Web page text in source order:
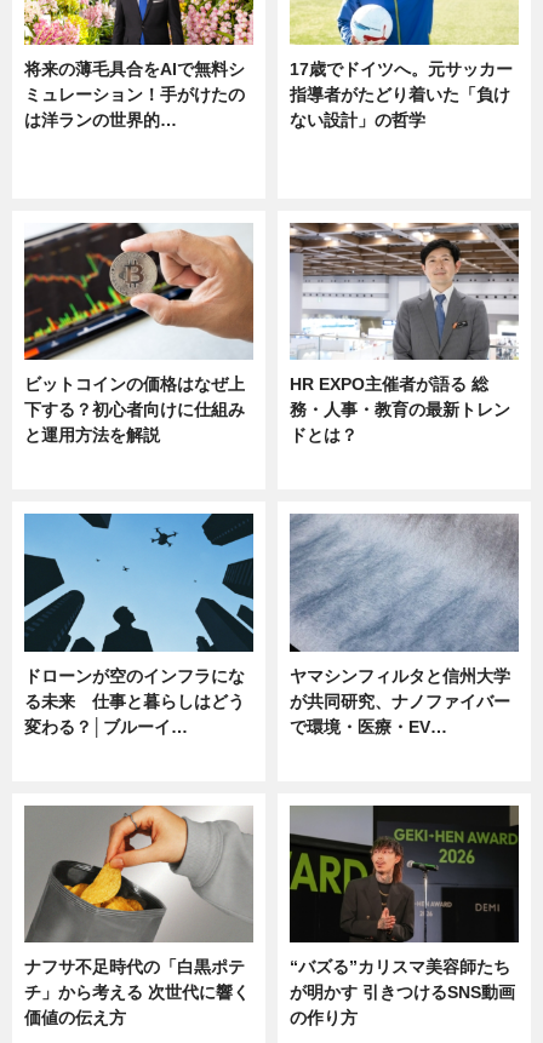
将来の薄毛具合をAIで無料シ
ミュレーション！手がけたの
は洋ランの世界的…
17歳でドイツへ。元サッカー
指導者がたどり着いた「負け
ない設計」の哲学
ビットコインの価格はなぜ上
下する？初心者向けに仕組み
と運用方法を解説
HR EXPO主催者が語る 総
務・人事・教育の最新トレン
ドとは？
ドローンが空のインフラにな
る未来 仕事と暮らしはどう
変わる？│ブルーイ…
ヤマシンフィルタと信州大学
が共同研究、ナノファイバー
で環境・医療・EV…
ナフサ不足時代の「白黒ポテ
チ」から考える 次世代に響く
価値の伝え方
“バズる”カリスマ美容師たち
が明かす 引きつけるSNS動画
の作り方